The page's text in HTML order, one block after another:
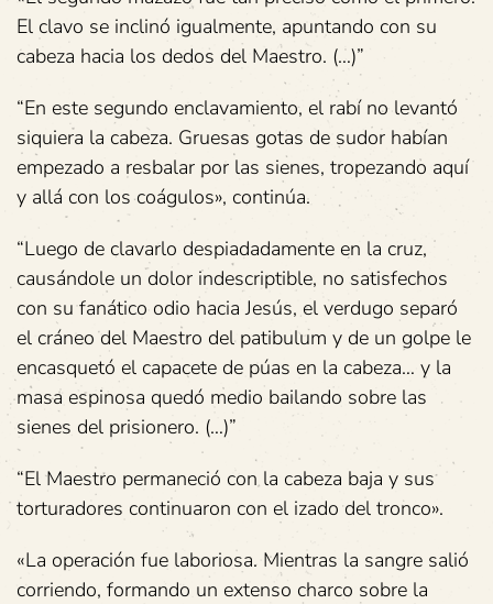
El clavo se inclinó igualmente, apuntando con su
cabeza hacia los dedos del Maestro. (…)”
“En este segundo enclavamiento, el rabí no levantó
siquiera la cabeza. Gruesas gotas de sudor habían
empezado a resbalar por las sienes, tropezando aquí
y allá con los coágulos», continúa.
“Luego de clavarlo despiadadamente en la cruz,
causándole un dolor indescriptible, no satisfechos
con su fanático odio hacia Jesús, el verdugo separó
el cráneo del Maestro del patibulum y de un golpe le
encasquetó el capacete de púas en la cabeza… y la
masa espinosa quedó medio bailando sobre las
sienes del prisionero. (…)”
“El Maestro permaneció con la cabeza baja y sus
torturadores continuaron con el izado del tronco».
«La operación fue laboriosa. Mientras la sangre salió
corriendo, formando un extenso charco sobre la